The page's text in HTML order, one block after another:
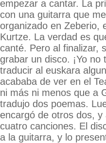
empezar a cantar. La
con una guitarra que
organizado en Zeberio,
Kurtze. La verdad es
canté. Pero al finalizar,
grabar un disco. ¡Yo
traducir al euskara
acababa de ver en el
ni más ni menos que a
tradujo dos poemas.
encargó de otros dos,
cuatro canciones. El
a la guitarra, y lo